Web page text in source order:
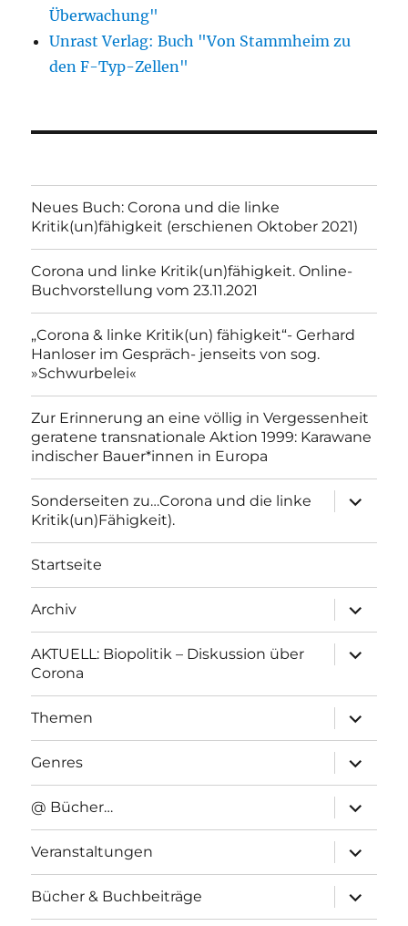
Überwachung"
Unrast Verlag: Buch "Von Stammheim zu
den F-Typ-Zellen"
Neues Buch: Corona und die linke
Kritik(un)fähigkeit (erschienen Oktober 2021)
Corona und linke Kritik(un)fähigkeit. Online-
Buchvorstellung vom 23.11.2021
„Corona & linke Kritik(un) fähigkeit“- Gerhard
Hanloser im Gespräch- jenseits von sog.
»Schwurbelei«
Zur Erinnerung an eine völlig in Vergessenheit
geratene transnationale Aktion 1999: Karawane
indischer Bauer*innen in Europa
Sonderseiten zu…Corona und die linke
Kritik(un)Fähigkeit).
anzeigen
Startseite
Archiv
anzeigen
AKTUELL: Biopolitik – Diskussion über
Corona
anzeigen
Themen
anzeigen
Genres
anzeigen
@ Bücher…
anzeigen
Veranstaltungen
anzeigen
Bücher & Buchbeiträge
anzeigen